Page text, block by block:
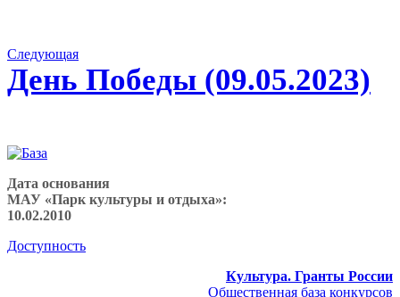
СледующаяСледующий
альбом:
День Победы (09.05.2023)
Дата основания
МАУ «Парк культуры и отдыха»:
10.02.2010
Доступность
Культура. Гранты России
Общественная база конкурсов